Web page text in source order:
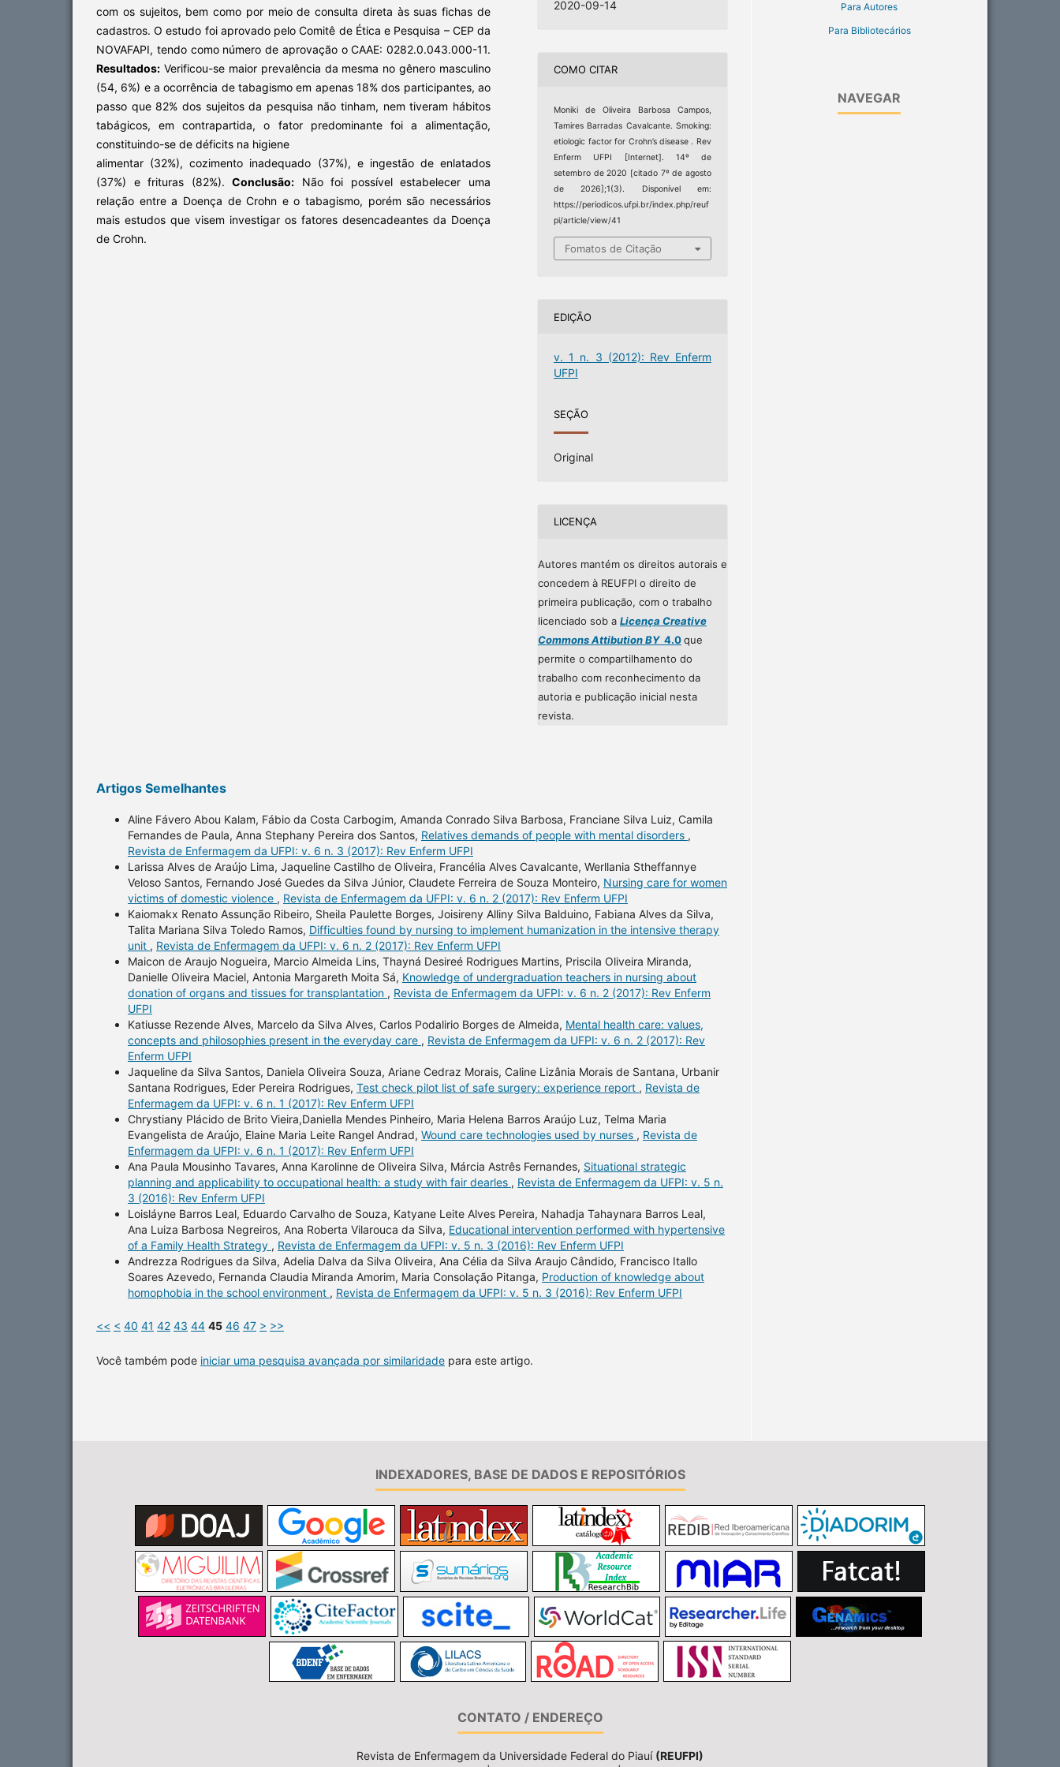
com os sujeitos, bem como por meio de consulta direta às suas fichas de
cadastros. O estudo foi aprovado pelo Comitê de Ética e Pesquisa – CEP da
NOVAFAPI, tendo como número de aprovação o CAAE: 0282.0.043.000-11.
Resultados: Verificou-se maior prevalência da mesma no gênero masculino
(54, 6%) e a ocorrência de tabagismo em apenas 18% dos participantes, ao
passo que 82% dos sujeitos da pesquisa não tinham, nem tiveram hábitos
tabágicos, em contrapartida, o fator predominante foi a alimentação,
constituindo-se de déficits na higiene
alimentar (32%), cozimento inadequado (37%), e ingestão de enlatados
(37%) e frituras (82%).Conclusão: Não foi possível estabelecer uma
relação entre a Doença de Crohn e o tabagismo, porém são necessários
mais estudos que visem investigar os fatores desencadeantes da Doença
de Crohn.
2020-09-14
COMO CITAR
Moniki de Oliveira Barbosa Campos,
Tamires Barradas Cavalcante. Smoking:
etiologic factor for Crohn’s disease . Rev
Enferm UFPI [Internet]. 14º de
setembro de 2020 [citado 7º de agosto
de 2026];1(3). Disponível em:
https://periodicos.ufpi.br/index.php/reuf
pi/article/view/41
Fomatos de Citação
EDIÇÃO
v. 1 n. 3 (2012): Rev Enferm
UFPI
SEÇÃO
Original
LICENÇA
Autores mantém os direitos autorais e
concedem à REUFPI o direito de
primeira publicação, com o trabalho
licenciado sob a Licença Creative
Commons Attibution BY4.0que
permite o compartilhamento do
trabalho com reconhecimento da
autoria e publicação inicial nesta
revista.
Artigos Semelhantes
Aline Fávero Abou Kalam, Fábio da Costa Carbogim, Amanda Conrado Silva Barbosa, Franciane Silva Luiz, Camila
Fernandes de Paula, Anna Stephany Pereira dos Santos, Relatives demands of people with mental disorders ,
Revista de Enfermagem da UFPI: v. 6 n. 3 (2017): Rev Enferm UFPI
Larissa Alves de Araújo Lima, Jaqueline Castilho de Oliveira, Francélia Alves Cavalcante, Werllania Stheffannye
Veloso Santos, Fernando José Guedes da Silva Júnior, Claudete Ferreira de Souza Monteiro, Nursing care for women
victims of domestic violence , Revista de Enfermagem da UFPI: v. 6 n. 2 (2017): Rev Enferm UFPI
Kaiomakx Renato Assunção Ribeiro, Sheila Paulette Borges, Joisireny Alliny Silva Balduino, Fabiana Alves da Silva,
Talita Mariana Silva Toledo Ramos, Difficulties found by nursing to implement humanization in the intensive therapy
unit , Revista de Enfermagem da UFPI: v. 6 n. 2 (2017): Rev Enferm UFPI
Maicon de Araujo Nogueira, Marcio Almeida Lins, Thayná Desireé Rodrigues Martins, Priscila Oliveira Miranda,
Danielle Oliveira Maciel, Antonia Margareth Moita Sá, Knowledge of undergraduation teachers in nursing about
donation of organs and tissues for transplantation , Revista de Enfermagem da UFPI: v. 6 n. 2 (2017): Rev Enferm
UFPI
Katiusse Rezende Alves, Marcelo da Silva Alves, Carlos Podalirio Borges de Almeida, Mental health care: values,
concepts and philosophies present in the everyday care , Revista de Enfermagem da UFPI: v. 6 n. 2 (2017): Rev
Enferm UFPI
Jaqueline da Silva Santos, Daniela Oliveira Souza, Ariane Cedraz Morais, Caline Lizânia Morais de Santana, Urbanir
Santana Rodrigues, Eder Pereira Rodrigues, Test check pilot list of safe surgery: experience report , Revista de
Enfermagem da UFPI: v. 6 n. 1 (2017): Rev Enferm UFPI
Chrystiany Plácido de Brito Vieira,Daniella Mendes Pinheiro, Maria Helena Barros Araújo Luz, Telma Maria
Evangelista de Araújo, Elaine Maria Leite Rangel Andrad, Wound care technologies used by nurses , Revista de
Enfermagem da UFPI: v. 6 n. 1 (2017): Rev Enferm UFPI
Ana Paula Mousinho Tavares, Anna Karolinne de Oliveira Silva, Márcia Astrês Fernandes, Situational strategic
planning and applicability to occupational health: a study with fair dearles , Revista de Enfermagem da UFPI: v. 5 n.
3 (2016): Rev Enferm UFPI
Loisláyne Barros Leal, Eduardo Carvalho de Souza, Katyane Leite Alves Pereira, Nahadja Tahaynara Barros Leal,
Ana Luiza Barbosa Negreiros, Ana Roberta Vilarouca da Silva, Educational intervention performed with hypertensive
of a Family Health Strategy , Revista de Enfermagem da UFPI: v. 5 n. 3 (2016): Rev Enferm UFPI
Andrezza Rodrigues da Silva, Adelia Dalva da Silva Oliveira, Ana Célia da Silva Araujo Cândido, Francisco Itallo
Soares Azevedo, Fernanda Claudia Miranda Amorim, Maria Consolação Pitanga, Production of knowledge about
homophobia in the school environment , Revista de Enfermagem da UFPI: v. 5 n. 3 (2016): Rev Enferm UFPI
<< < 40 41 42 43 44 45 46 47 > >>
Você também pode iniciar uma pesquisa avançada por similaridade para este artigo.
Para Autores
Para Bibliotecários
NAVEGAR
INDEXADORES, BASE DE DADOS E REPOSITÓRIOS
CONTATO / ENDEREÇO
Revista de Enfermagem da Universidade Federal do Piauí (REUFPI)